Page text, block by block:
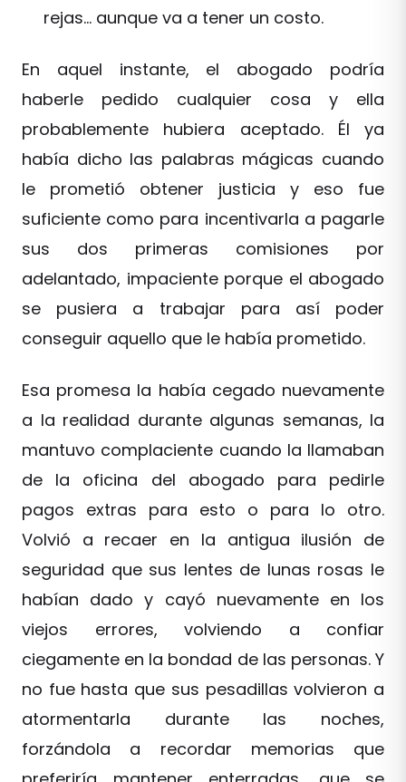
rejas… aunque va a tener un costo.
En aquel instante, el abogado podría
haberle pedido cualquier cosa y ella
probablemente hubiera aceptado. Él ya
había dicho las palabras mágicas cuando
le prometió obtener justicia y eso fue
suficiente como para incentivarla a pagarle
sus dos primeras comisiones por
adelantado, impaciente porque el abogado
se pusiera a trabajar para así poder
conseguir aquello que le había prometido.
Esa promesa la había cegado nuevamente
a la realidad durante algunas semanas, la
mantuvo complaciente cuando la llamaban
de la oficina del abogado para pedirle
pagos extras para esto o para lo otro.
Volvió a recaer en la antigua ilusión de
seguridad que sus lentes de lunas rosas le
habían dado y cayó nuevamente en los
viejos errores, volviendo a confiar
ciegamente en la bondad de las personas. Y
no fue hasta que sus pesadillas volvieron a
atormentarla durante las noches,
forzándola a recordar memorias que